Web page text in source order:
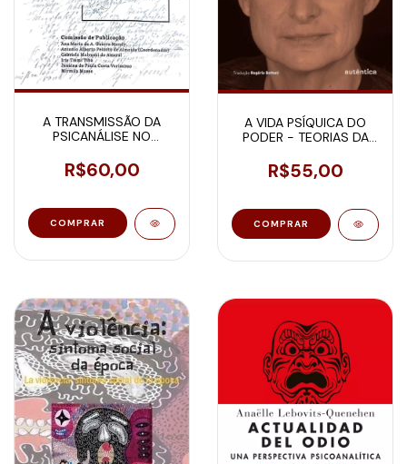
A TRANSMISSÃO DA
PSICANÁLISE NO
EXPERIÊNCIA DO CLIN-A
R$60,00
A VIDA PSÍQUICA DO
PODER - TEORIAS DA
R$55,00